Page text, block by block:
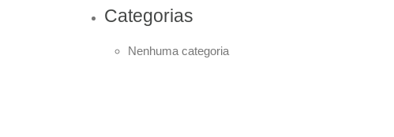
Categorias
Nenhuma categoria